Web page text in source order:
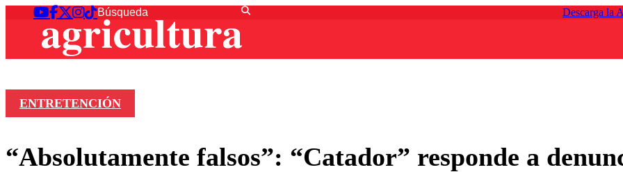
Descarga la
ENTRETENCIÓN
“Absolutamente falsos”: “Catador” responde a